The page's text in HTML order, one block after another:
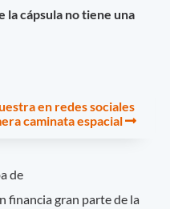
la cápsula no tiene una
en redes sociales
caminata espacial
de
financia gran parte de la